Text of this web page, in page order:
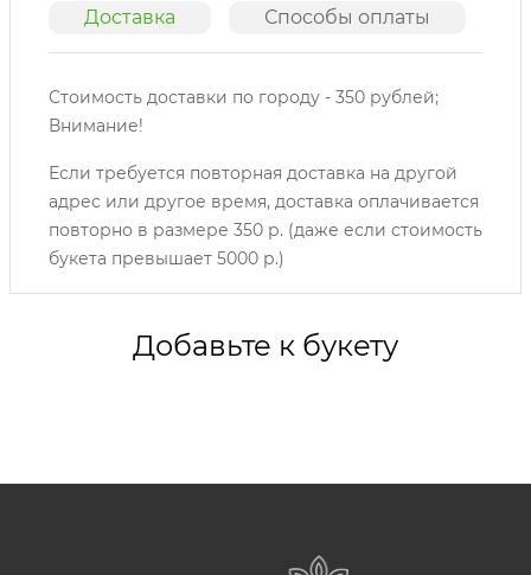
Доставка Способы оплаты
Стоимость доставки по городу - 350 рублей;
Внимание!
Если требуется повторная доставка на другой
адрес или другое время, доставка оплачивается
повторно в размере 350 р. (даже если стоимость
букета превышает 5000 р.)
Добавьте к букету